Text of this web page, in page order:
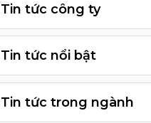
Tin tức công ty
Tin tức nổi bật
Tin tức trong ngành